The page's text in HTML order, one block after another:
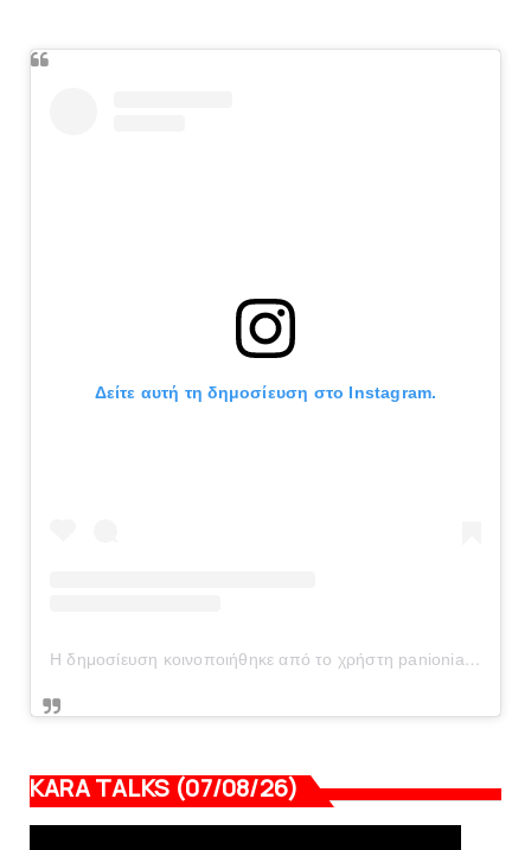
Δείτε αυτή τη δημοσίευση στο Instagram.
Η δημοσίευση κοινοποιήθηκε από το χρήστη panionianea.gr (@panionianea.gr)
KARA TALKS (07/08/26)